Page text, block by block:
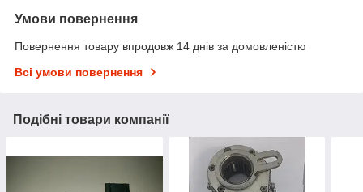
Умови повернення
Повернення товару впродовж 14 днів за домовленістю
Всі умови повернення
Подібні товари компанії